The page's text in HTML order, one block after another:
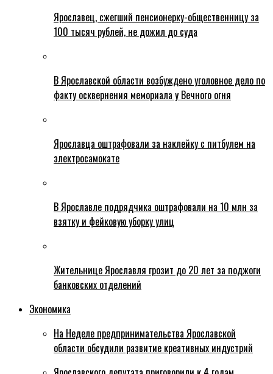
Ярославец, сжегший пенсионерку-общественницу за
100 тысяч рублей, не дожил до суда
В Ярославской области возбуждено уголовное дело по
факту осквернения мемориала у Вечного огня
Ярославца оштрафовали за наклейку с питбулем на
электросамокате
В Ярославле подрядчика оштрафовали на 10 млн за
взятку и фейковую уборку улиц
Жительнице Ярославля грозит до 20 лет за поджоги
банковских отделений
Экономика
На Неделе предпринимательства Ярославской
области обсудили развитие креативных индустрий